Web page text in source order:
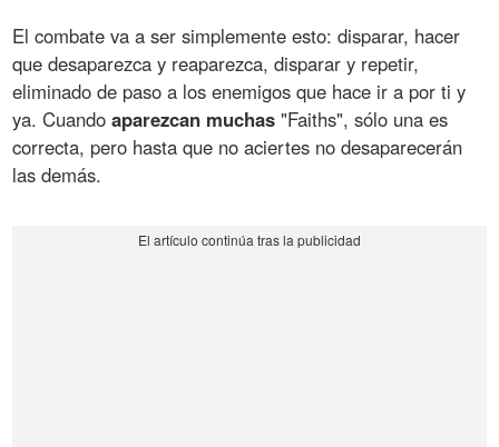
El combate va a ser simplemente esto: disparar, hacer
que desaparezca y reaparezca, disparar y repetir,
eliminado de paso a los enemigos que hace ir a por ti y
ya. Cuandoaparezcan muchas "Faiths", sólo una es
correcta, pero hasta que no aciertes no desaparecerán
las demás.